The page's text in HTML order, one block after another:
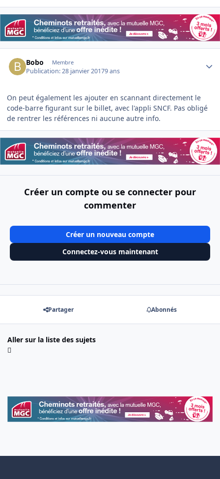
Bobo Membre
Publication:28 janvier 20179 ans
On peut également les ajouter en scannant directement le
code-barre figurant sur le billet, avec l'appli SNCF. Pas obligé
de rentrer les références ni aucune autre info.
Créer un compte ou se connecter pour
commenter
Créer un nouveau compte
Connectez-vous maintenant
Partager Abonnés
Aller sur la liste des sujets